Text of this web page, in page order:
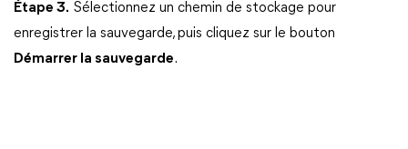
Étape 3. Sélectionnez un chemin de stockage pour
enregistrer la sauvegarde, puis cliquez sur le bouton
Démarrer la sauvegarde.